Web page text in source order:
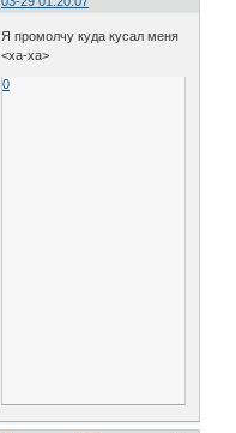
Я промолчу куда кусал меня
<ха-ха>
0